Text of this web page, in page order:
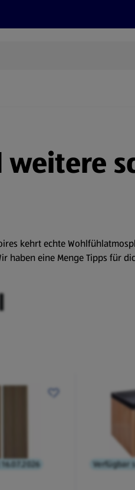
kehrt echte
eine Menge Tipps für
Verfügbar